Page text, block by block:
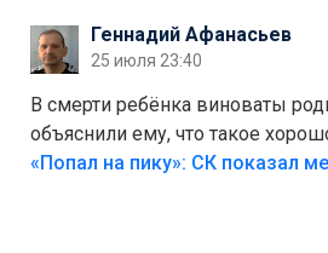
Геннадий Афанасьев
25 июля 23:40
В смерти ребёнка виноваты
объяснили ему, что такое
Лезть через такой забор,верх